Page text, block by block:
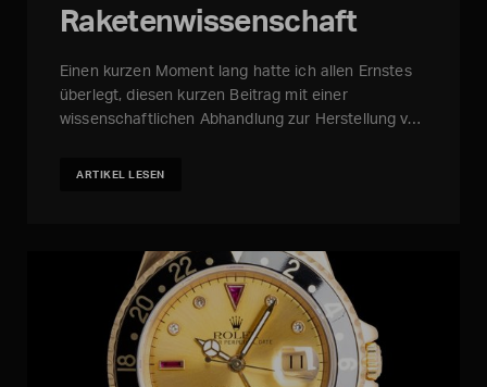
Raketenwissenschaft
Einen kurzen Moment lang hatte ich allen Ernstes
überlegt, diesen kurzen Beitrag mit einer
wissenschaftlichen Abhandlung zur Herstellung v…
ARTIKEL LESEN